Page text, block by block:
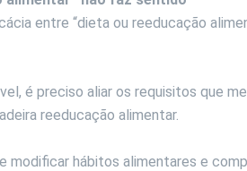
entre “dieta ou reeducação
é preciso aliar os requisitos que
reeducação alimentar.
modificar hábitos alimentares e